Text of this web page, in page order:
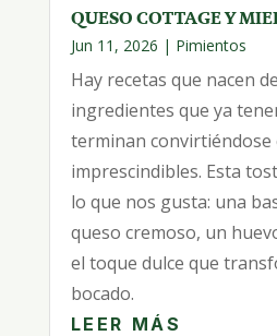
QUESO COTTAGE Y
Jun 11, 2026 | Pimientos
Hay recetas que nacen
ingredientes que ya
terminan convirtiéndose
imprescindibles. Esta
lo que nos gusta: una
queso cremoso, un
el toque dulce que
bocado.
LEER MÁS